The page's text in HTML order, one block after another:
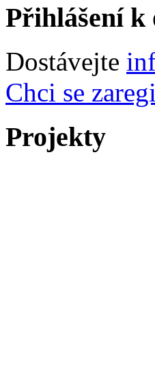
Přihlášení k
Dostávejte
Chci se
Projekty